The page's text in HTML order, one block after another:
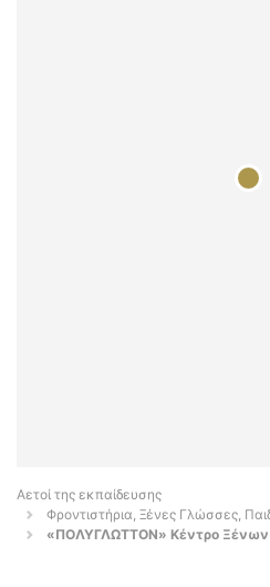
Αετοί της εκπαίδευσης
Φροντιστήρια, Ξένες Γλώσσες,
«ΠΟΛΥΓΛΩΤΤΟΝ» Κέντρο Ξένων